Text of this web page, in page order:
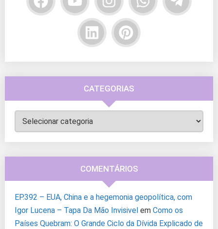
CATEGORIAS
Categorias
COMENTÁRIOS
EP.392 – EUA, China e a hegemonia geopolítica, com
Igor Lucena – Tapa Da Mão Invisivel em Como os
Países Quebram: O Grande Ciclo da Dívida Explicado de